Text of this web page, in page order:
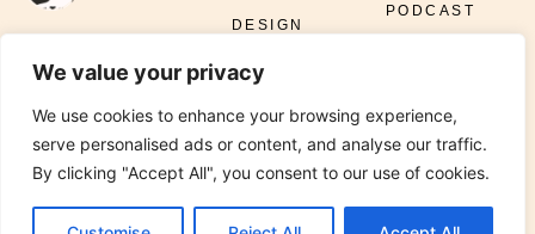
We value your privacy
We use cookies to enhance your browsing experience,
serve personalised ads or content, and analyse our traffic.
By clicking "Accept All", you consent to our use of cookies.
DESIGN
DIY
RÉNOVATION
JARDIN
PODCAST
CONTACT
© 2026 All Rights Reserved Chez Viviane. Design by
Media Pantheon, Inc.